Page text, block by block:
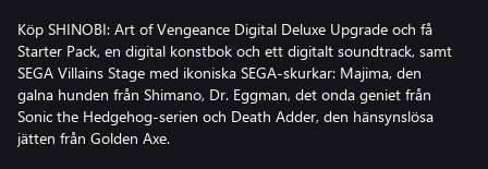
Köp SHINOBI: Art of Vengeance Digital Deluxe Upgrade och få
Starter Pack, en digital konstbok och ett digitalt soundtrack, samt
SEGA Villains Stage med ikoniska SEGA-skurkar: Majima, den
galna hunden från Shimano, Dr. Eggman, det onda geniet från
Sonic the Hedgehog-serien och Death Adder, den hänsynslösa
jätten från Golden Axe.